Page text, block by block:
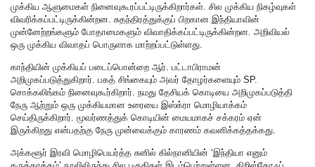
முக்கிய ஆளுமைகள் நினைவுகூரப்பட்டிருக்கிறார்கள். சில முக்கிய நிகழ்வுகள்
விவரிக்கப்பட்டிருக்கின்றன. சுதந்திரத்துக்குப் பிறகான இந்தியாவின்
முன்னேற்றங்களும் போதாமைகளும் விவாதிக்கப்பட்டிருக்கின்றன. அறிவியல்
ஒரு முக்கிய விவாதப் பொருளாக மாற்றப்பட்டுள்ளது.
காந்தியின் முக்கியப் படைப்பொன்றை ஆர். பட்டாபிராமன்
அறிமுகப்படுத்துகிறார். பகத் சிங்கையும் அவர் தோழர்களையும் SP.
சொக்கலிங்கம் நினைவுகூர்கிறார். நமது தேசியக் கொடியை அறிமுகப்படுத்தி
நேரு ஆற்றும் ஒரு முக்கியமான உரையை இஸ்க்ரா மொழியாக்கம்
செய்திருக்கிறார். மூவர்ணத்துக் கொடியின் மையமாகச் சக்கரம் ஏன்
இருக்கிறது என்பதற்கு நேரு முன்வைக்கும் காரணம் கவனிக்கத்தக்கது.
அக்களூர் இரவி மொழிபெயர்த்த சுனில் கில்நானியின் ‘இந்தியா எனும்